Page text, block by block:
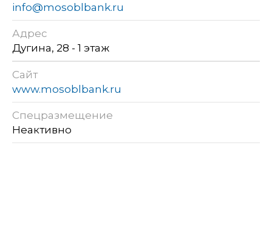
info@mosoblbank.ru
Адрес
Дугина, 28 - 1 этаж
Сайт
www.mosoblbank.ru
Спецразмещение
Неактивно